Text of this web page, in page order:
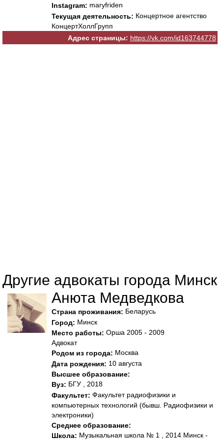
Instagram: maryfriden
Текущая деятельность: Концертное агентство
КонцертХоллГрупп
Адрес страницы: https://vk.com/id163744778
Другие адвокаты города Минск
Анюта Медведкова
Страна проживания: Беларусь
Город: Минск
Место работы: Орша 2005 - 2009
Адвокат
Родом из города: Москва
Дата рождения: 10 августа
Высшее образование:
Вуз: БГУ , 2018
Факультет: Факультет радиофизики и
компьютерных технологий (бывш. Радиофизики и
электроники)
Среднее образование:
Школа: Музыкальная школа № 1 , 2014 Минск -